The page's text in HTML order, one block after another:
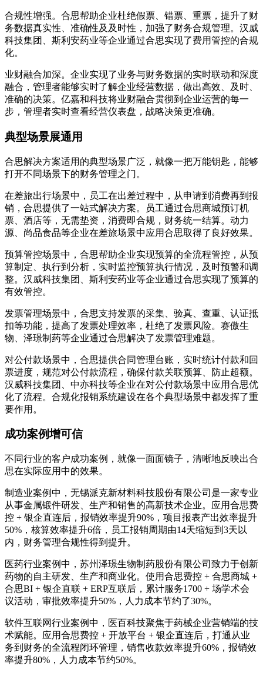
合规性增强。合思帮助企业杜绝假票、错票、重票，提升了财
务数据真实性、准确性及及时性，加强了财务合规管理。汉威
科技集团、斯利安药业等企业通过合思实现了费用管控的合规
化。
业财融合加深。企业实现了业务与财务数据的实时联动和深度
融合，管理者能够实时了解企业经营数据，做出高效、及时、
准确的决策。亿嘉和科技将业财融合贯彻到企业运营的每一
步，管理者实时查看经营仪表盘，战略决策更准确。
典型场景展通用
合思解决方案适用的典型场景广泛，就像一把万能钥匙，能够
打开不同场景下的财务管理之门。
在差旅出行场景中，员工在出差过程中，从申请到消费再到报
销，合思提供了一站式解决方案。员工通过合思商城预订机
票、酒店等，无需垫资，消费即合规，财务统一结算。动力
源、尚品食品等企业在差旅场景中应用合思取得了良好效果。
预算管控场景中，合思帮助企业实现预算的全流程管控，从预
算制定、执行到分析，实时监控预算执行情况，及时预警和调
整。汉威科技集团、斯利安药业等企业通过合思实现了预算的
有效管控。
发票管理场景中，合思支持发票的采集、验真、查重、认证抵
扣等功能，提高了发票处理效率，杜绝了发票风险。赛傲生
物、泽璟制药等企业通过合思解决了发票管理难题。
对公付款场景中，合思提供合同管理台账，实时统计付款和回
票进度，规范对公付款流程，确保付款关联预算、防止超额。
汉威科技集团、中亦科技等企业在对公付款场景中应用合思优
化了流程。合规化报销系统建设在各个典型场景中都发挥了重
要作用。
成功案例增可信
不同行业的客户成功案例，就像一面面镜子，清晰地反映出合
思在实际应用中的效果。
制造业案例中，无锡派克新材料科技股份有限公司是一家专业
从事金属锻件研发、生产和销售的高新技术企业。应用合思费
控 + 银企直连后，报销效率提升90%，项目报表产出效率提升
50%，核算效率提升6倍，员工报销周期由14天缩短到3天以
内，财务管理合规性得到提升。
医药行业案例中，苏州泽璟生物制药股份有限公司致力于创新
药物的自主研发、生产和商业化。使用合思费控 + 合思商城 +
合思BI + 银企直联 + ERP互联后，累计服务1700 + 场学术会
议活动，审批效率提升50%，人力成本节约了30%。
软件互联网行业案例中，医百科技聚焦于药械企业营销端的技
术赋能。应用合思费控 + 开放平台 + 银企直连后，打通从业
务到财务的全流程闭环管理，销售收款效率提升60%，报销效
率提升80%，人力成本节约50%。